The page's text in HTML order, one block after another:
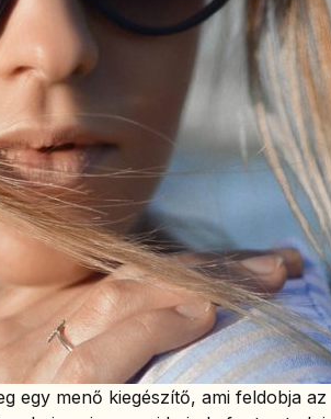
egy menő kiegészítő, ami feldobja az